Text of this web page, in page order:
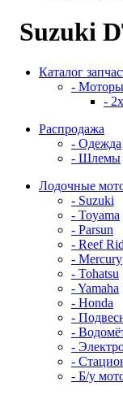
Suzuki
Каталог
-
-
Распродажа
- Одежда
- Шлемы
Лодочные
- Suzuki
- Toyama
- Parsun
- Reef
- Mercury
- Tohatsu
- Yamaha
- Honda
-
-
-
-
- Б/у